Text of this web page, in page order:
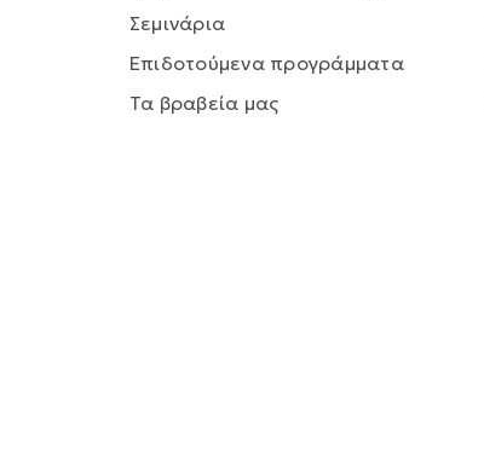
Σεμινάρια
Επιδοτούμενα προγράμματα
Τα βραβεία μας